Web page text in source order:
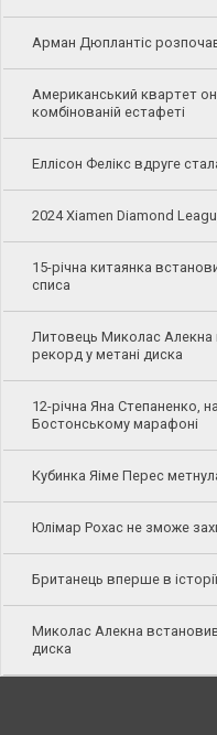
Арман Дюплантіс
Американський квартет
комбінованій естафеті
Еллісон Фелікс вдруге
2024 Xiamen Diamond
15-річна китаянка
списа
Литовець Миколас Алекна
рекорд у метані диска
12-річна Яна Степаненко,
Бостонському марафоні
Кубинка Яіме Перес
Юлімар Рохас не зможе
Британець вперше в
Миколас Алекна
диска